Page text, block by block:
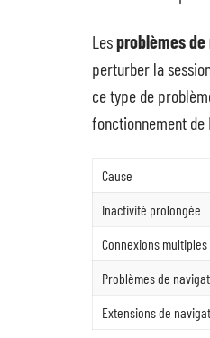
Lesproblèmes
perturber la
ce type de
fonctionnement de
Cause
Inactivité prolongée
Connexions multiples
Problèmes de
Extensions de